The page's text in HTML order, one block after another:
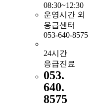
08:30~12:30
운영시간 외
응급센터
053-640-8575
24시간
응급진료
053.
640.
8575